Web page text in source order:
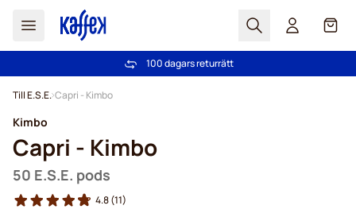
Sök Cart
Fri frakt över 499 kr
100 dagars returrätt
Till E.S.E. Capri - Kimbo
Kimbo
Capri - Kimbo
50 E.S.E. pods
4.8(11)